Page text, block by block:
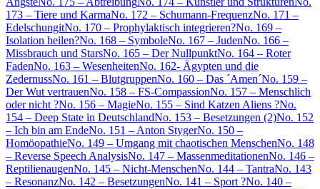
173 – Tiere und KarmaNo. 172 – Schumann-FrequenzNo. 171 –
EdelschungitNo. 170 – Prophylaktisch integrieren?No. 169 –
Isolation heilen?No. 168 – SymboleNo. 167 – JudenNo. 166 –
Missbrauch und StarsNo. 165 – Der NullpunktNo. 164 – Roter
FadenNo. 163 – WesenheitenNo. 162- Ägypten und die
ZedernussNo. 161 – BlutgruppenNo. 160 – Das ´Amen´No. 159 –
Der Wut vertrauenNo. 158 – FS-CompassionNo. 157 – Menschlich
oder nicht ?No. 156 – MagieNo. 155 – Sind Katzen Aliens ?No.
154 – Deep State in DeutschlandNo. 153 – Besetzungen (2)No. 152
– Ich bin am EndeNo. 151 – Anton StygerNo. 150 –
HomöopathieNo. 149 – Umgang mit chaotischen MenschenNo. 148
– Reverse Speech AnalysisNo. 147 – MassenmeditationenNo. 146 –
ReptilienaugenNo. 145 – Nicht-MenschenNo. 144 – TantraNo. 143
– ResonanzNo. 142 – BesetzungenNo. 141 – Sport ?No. 140 –